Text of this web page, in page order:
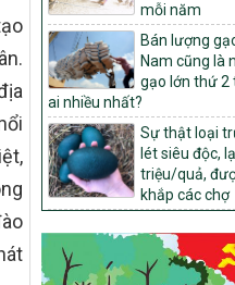
1451/QĐ-UBND
Phê duyệt danh sách
1, nhóm 2, nhóm 3 trong
thôn mới giai đoạn
bàn tỉnh Nghệ An
103/PTNT-NTM
Về việc đăng ký thực
theo chuỗi giá trị
Chương trình Mục tiêu
được kéo dài sang năm
827/QĐ-BNNMT
mỗi năm
Bán lượng
Nam cũng là
gạo lớn thứ 2
ai nhiều nhất?
Sự thật loại
lét siêu độc,
triệu/quả,
khắp các chợ